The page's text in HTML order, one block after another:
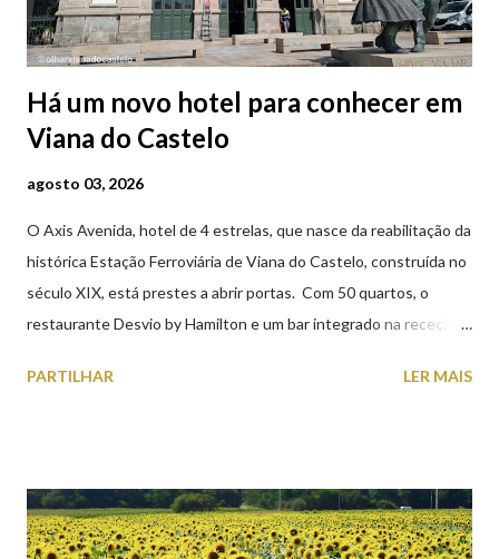
Há um novo hotel para conhecer em
Viana do Castelo
agosto 03, 2026
O Axis Avenida, hotel de 4 estrelas, que nasce da reabilitação da
histórica Estação Ferroviária de Viana do Castelo, construída no
século XIX, está prestes a abrir portas. Com 50 quartos, o
restaurante Desvio by Hamilton e um bar integrado na receção,
peças históricas cedidas pela IP Património que homenageiam a
PARTILHAR LER MAIS